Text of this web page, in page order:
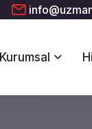
Kurumsal